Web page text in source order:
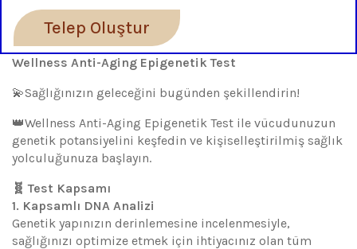
Telep Oluştur
Wellness Anti-Aging Epigenetik Test
💫Sağlığınızın geleceğini bugünden şekillendirin!
👑Wellness Anti-Aging Epigenetik Test ile vücudunuzun
genetik potansiyelini keşfedin ve kişiselleştirilmiş sağlık
yolculuğunuza başlayın.
🧬 Test Kapsamı
1. Kapsamlı DNA Analizi
Genetik yapınızın derinlemesine incelenmesiyle,
sağlığınızı optimize etmek için ihtiyacınız olan tüm